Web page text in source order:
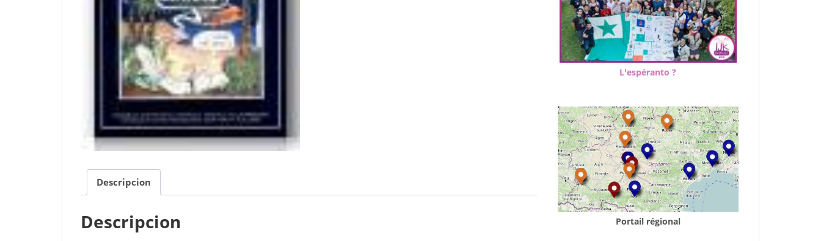
Descripcion
Descripcion
L'espéranto ?
Portail régional